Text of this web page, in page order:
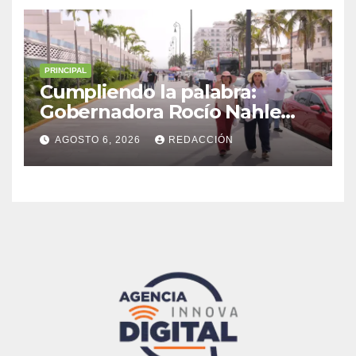
PRINCIPAL
Cumpliendo la palabra:
Gobernadora Rocío Nahle
impulsa la gran rehabilitación
del Centro Histórico de
Veracruz
AGOSTO 6, 2026 REDACCIÓN